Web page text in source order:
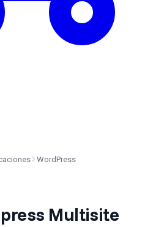
WordPress
Multisite